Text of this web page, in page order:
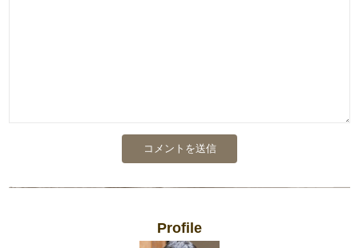
Profile